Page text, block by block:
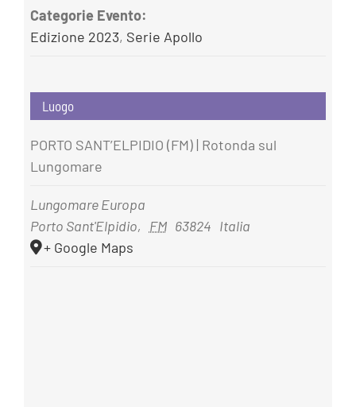
Categorie Evento:
Edizione 2023, Serie Apollo
Luogo
PORTO SANT’ELPIDIO (FM) | Rotonda sul
Lungomare
Lungomare Europa
Porto Sant'Elpidio, FM 63824 Italia
+ Google Maps